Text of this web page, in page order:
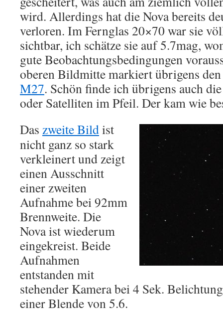
wird. Allerdings hat die Nova bereits
verloren. Im Fernglas 20×70 war sie
sichtbar, ich schätze sie auf 5.7mag,
gute Beobachtungsbedingungen
oberen Bildmitte markiert übrigens
M27. Schön finde ich übrigens auch
oder Satelliten im Pfeil. Der kam wie
Das zweite Bildist
nicht ganz so stark
verkleinert und zeigt
einen Ausschnitt
einer zweiten
Aufnahme bei 92mm
Brennweite. Die
Nova ist wiederum
eingekreist. Beide
Aufnahmen
entstanden mit
stehender Kamera bei 4 Sek.
einer Blende von 5.6.